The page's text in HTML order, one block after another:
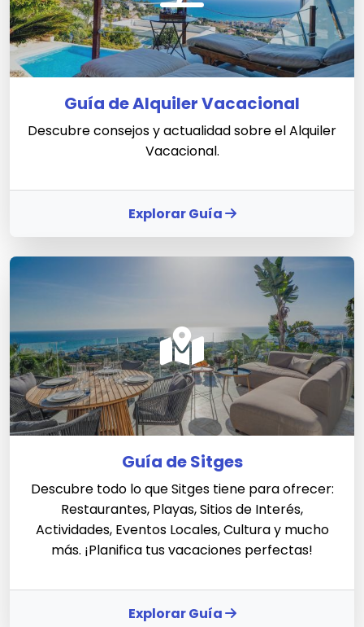
Guía de Alquiler Vacacional
Descubre consejos y actualidad sobre el Alquiler
Vacacional.
Explorar Guía
Guía de Sitges
Descubre todo lo que Sitges tiene para ofrecer:
Restaurantes, Playas, Sitios de Interés,
Actividades, Eventos Locales, Cultura y mucho
más. ¡Planifica tus vacaciones perfectas!
Explorar Guía